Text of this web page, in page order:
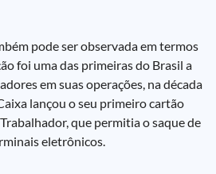
pode ser observada em termos
foi uma das primeiras do Brasil a
em suas operações, na década
lançou o seu primeiro cartão
que permitia o saque de
eletrônicos.